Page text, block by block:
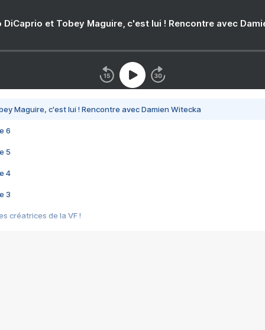
DiCaprio et Tobey Maguire, c'est lui ! Rencontre avec
Maguire, c'est lui ! Rencontre avec Damien Witecka
6
5
4
3
créatrices de la VF !